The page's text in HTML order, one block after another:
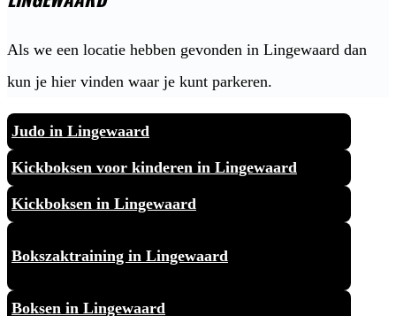
Als we een locatie hebben gevonden in Lingewaard dan
kun je hier vinden waar je kunt parkeren.
Judo in Lingewaard
Kickboksen voor kinderen in Lingewaard
Kickboksen in Lingewaard
Bokszaktraining in Lingewaard
Boksen in Lingewaard